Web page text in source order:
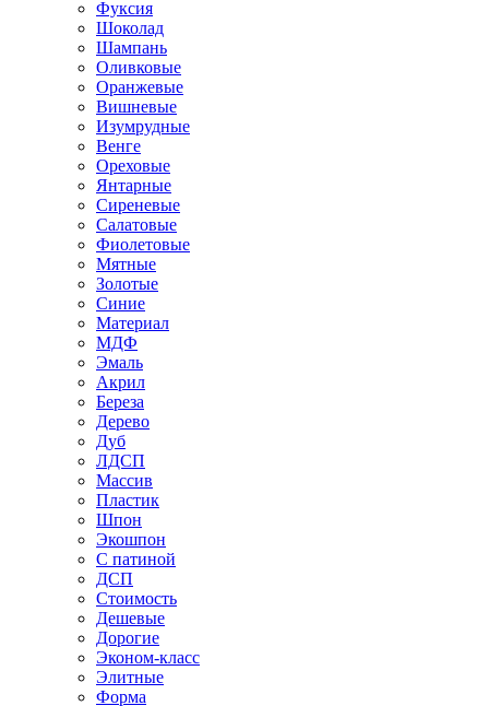
Фуксия
Шоколад
Шампань
Оливковые
Оранжевые
Вишневые
Изумрудные
Венге
Ореховые
Янтарные
Сиреневые
Салатовые
Фиолетовые
Мятные
Золотые
Синие
Материал
МДФ
Эмаль
Акрил
Береза
Дерево
Дуб
ЛДСП
Массив
Пластик
Шпон
Экошпон
С патиной
ДСП
Стоимость
Дешевые
Дорогие
Эконом-класс
Элитные
Форма